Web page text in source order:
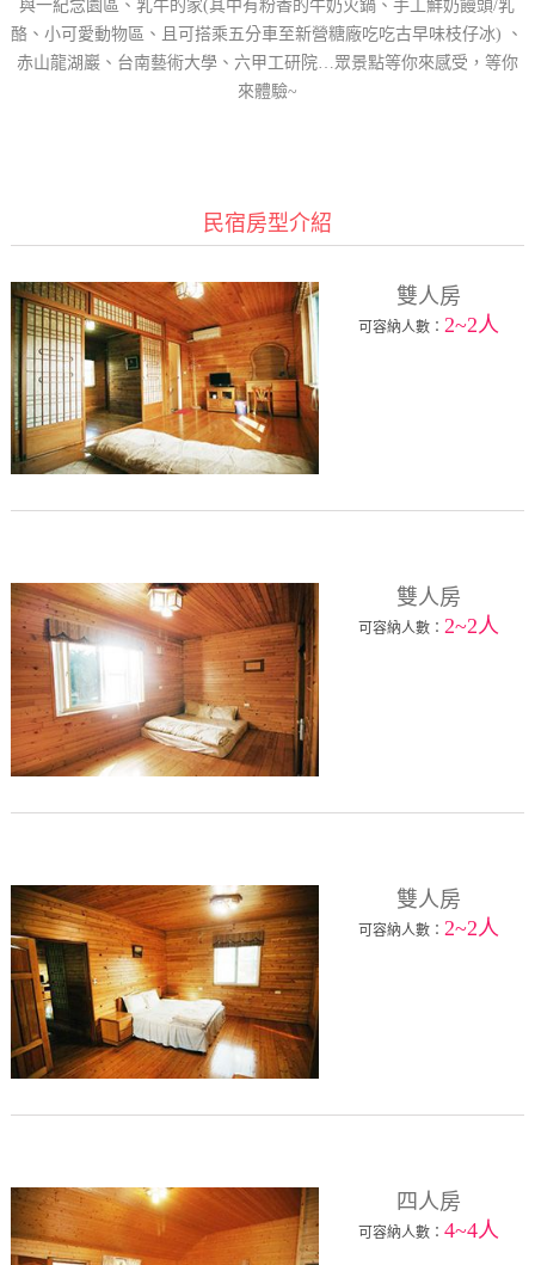
與一紀念園區、乳牛的家(其中有粉香的牛奶火鍋、手工鮮奶饅頭/乳
酪、小可愛動物區、且可搭乘五分車至新營糖廠吃吃古早味枝仔冰) 、
赤山龍湖巖、台南藝術大學、六甲工研院…眾景點等你來感受，等你
來體驗~
民宿房型介紹
雙人房
可容納人數： 2~2人
雙人房
可容納人數：2~2人
雙人房
可容納人數：2~2人
四人房
可容納人數：4~4人